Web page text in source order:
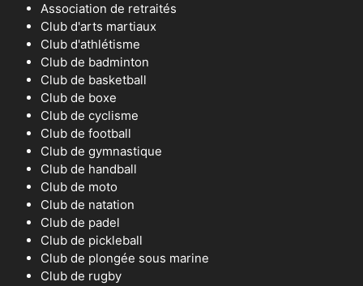
Association de retraités
Club d'arts martiaux
Club d'athlétisme
Club de badminton
Club de basketball
Club de boxe
Club de cyclisme
Club de football
Club de gymnastique
Club de handball
Club de moto
Club de natation
Club de padel
Club de pickleball
Club de plongée sous marine
Club de rugby